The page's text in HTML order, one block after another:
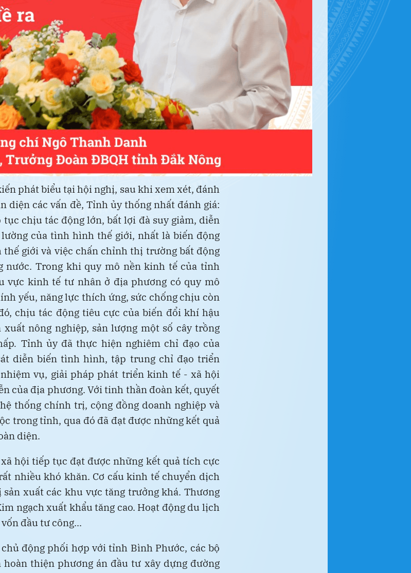
phát biểu tại hội nghị, sau khi xem xét, đánh
diện các vấn đề, Tỉnh ủy thống nhất đánh giá:
chịu tác động lớn, bất lợi đà suy giảm, diễn
của tình hình thế giới, nhất là biến động
giới và việc chấn chỉnh thị trường bất động
nước. Trong khi quy mô nền kinh tế của tỉnh
vực kinh tế tư nhân ở địa phương có quy mô
yếu, năng lực thích ứng, sức chống chịu còn
chịu tác động tiêu cực của biến đổi khí hậu
xuất nông nghiệp, sản lượng một số cây trồng
. Tỉnh ủy đã thực hiện nghiêm chỉ đạo của
diễn biến tình hình, tập trung chỉ đạo triển
vụ, giải pháp phát triển kinh tế - xã hội
của địa phương. Với tinh thần đoàn kết, quyết
thống chính trị, cộng đồng doanh nghiệp và
trong tỉnh, qua đó đã đạt được những kết quả
diện.
hội tiếp tục đạt được những kết quả tích cực
nhiều khó khăn. Cơ cấu kinh tế chuyển dịch
xuất các khu vực tăng trưởng khá. Thương
ngạch xuất khẩu tăng cao. Hoạt động du lịch
đầu tư công...
động phối hợp với tỉnh Bình Phước, các bộ
hoàn thiện phương án đầu tư xây dựng đường